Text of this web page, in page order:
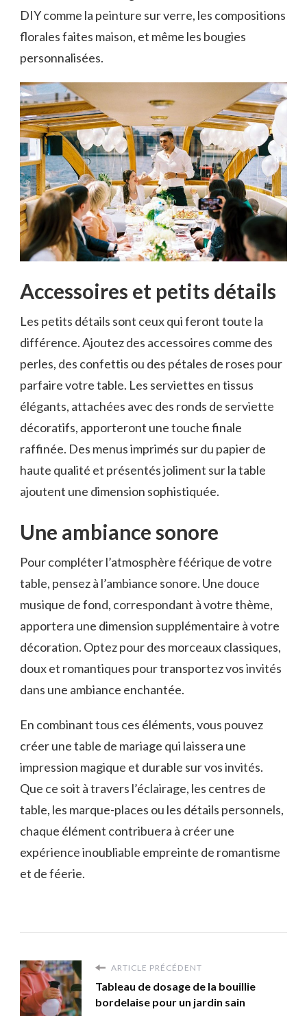
DIY comme la peinture sur verre, les compositions
florales faites maison, et même les bougies
personnalisées.
Accessoires et petits détails
Les petits détails sont ceux qui feront toute la
différence. Ajoutez des accessoires comme des
perles, des confettis ou des pétales de roses pour
parfaire votre table. Les serviettes en tissus
élégants, attachées avec des ronds de serviette
décoratifs, apporteront une touche finale
raffinée. Des menus imprimés sur du papier de
haute qualité et présentés joliment sur la table
ajoutent une dimension sophistiquée.
Une ambiance sonore
Pour compléter l’atmosphère féérique de votre
table, pensez à l’ambiance sonore. Une douce
musique de fond, correspondant à votre thème,
apportera une dimension supplémentaire à votre
décoration. Optez pour des morceaux classiques,
doux et romantiques pour transportez vos invités
dans une ambiance enchantée.
En combinant tous ces éléments, vous pouvez
créer une table de mariage qui laissera une
impression magique et durable sur vos invités.
Que ce soit à travers l’éclairage, les centres de
table, les marque-places ou les détails personnels,
chaque élément contribuera à créer une
expérience inoubliable empreinte de romantisme
et de féerie.
ARTICLE PRÉCÉDENT
Tableau de dosage de la bouillie
bordelaise pour un jardin sain